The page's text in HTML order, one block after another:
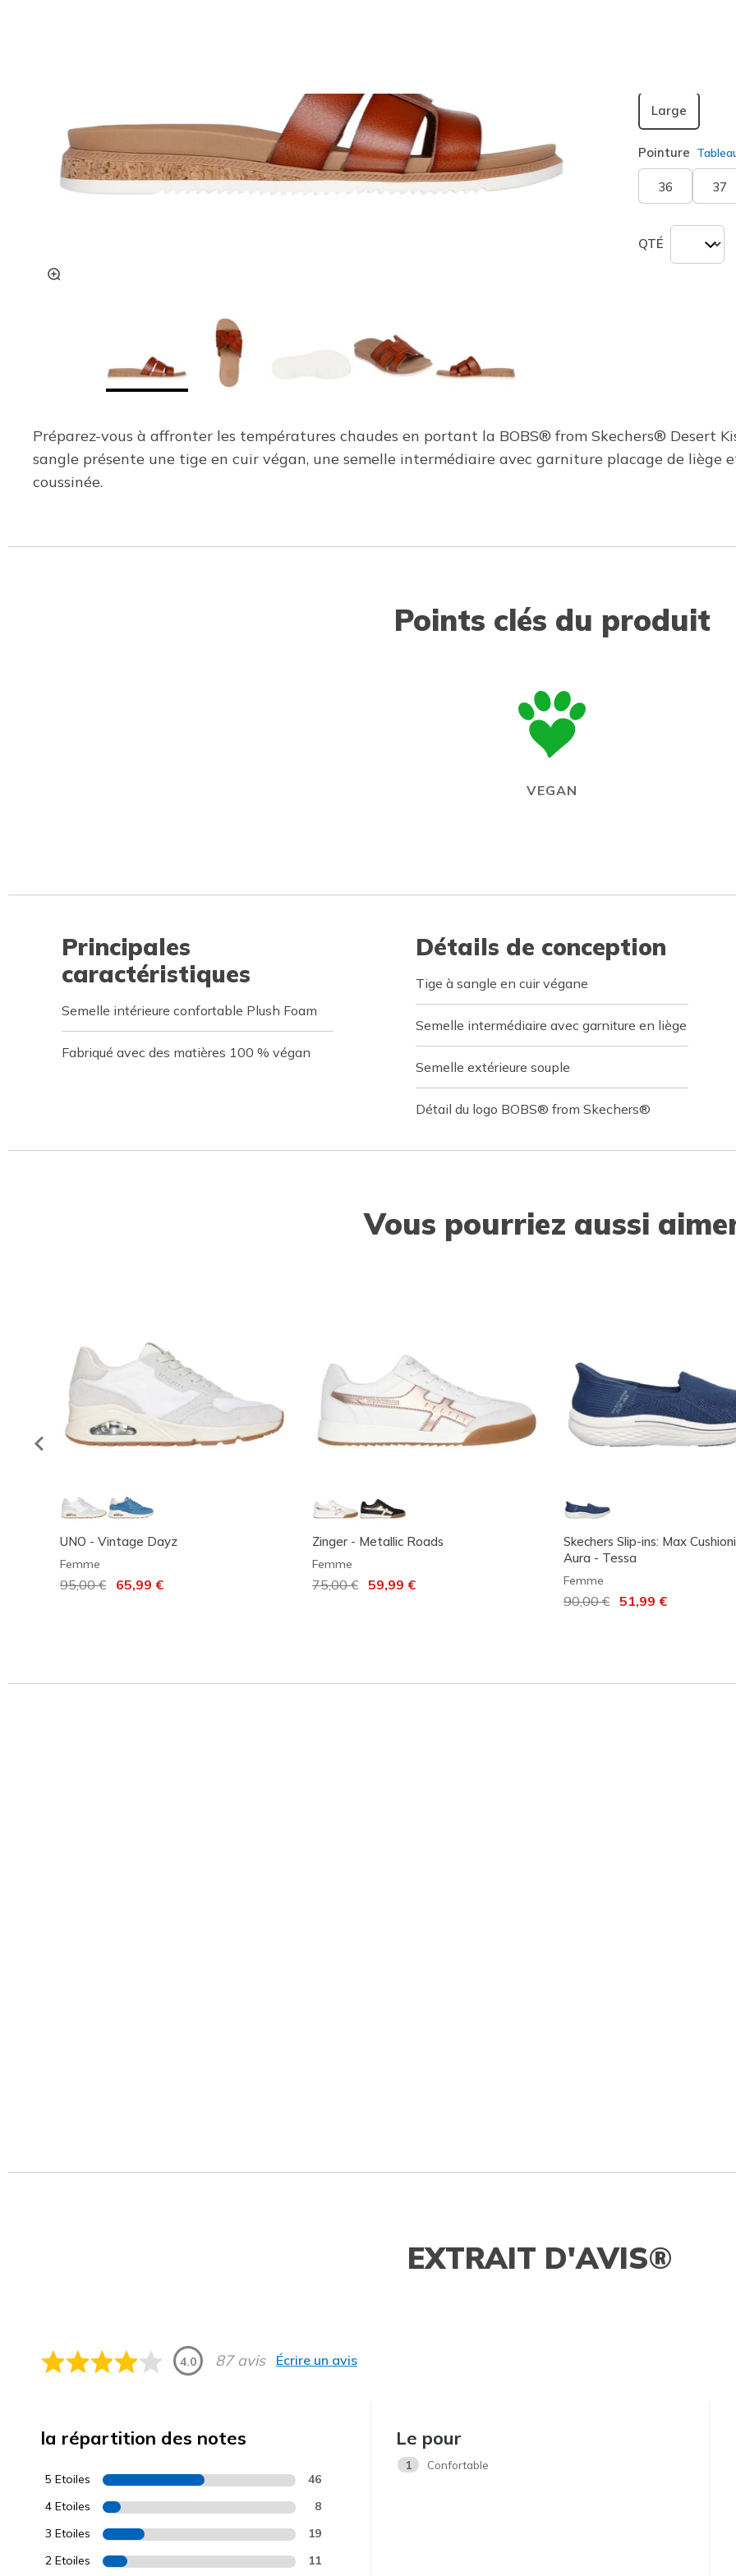
Large
Pointure
36 37
QTÉ
Préparez-vous à affronter les températures chaudes en portant la BOBS® from Skechers® Desert
sangle présente une tige en cuir végan, une semelle intermédiaire avec garniture placage de liège
coussinée.
Points clés du produit
VEGAN
Principales
caractéristiques
Semelle intérieure confortable Plush Foam
Fabriqué avec des matières 100 % végan
Détails de conception
Tige à sangle en cuir végane
Semelle intermédiaire avec garniture en liège
Semelle extérieure souple
Détail du logo BOBS® from Skechers®
Vous pourriez aussi
UNO - Vintage Dayz
Femme
Prix réduit de
95,00 € 65,99 €
Zinger - Metallic Roads
Femme
Prix réduit de
75,00 €à 59,99 €
Skechers Slip-ins: Max
Aura - Tessa
Femme
Prix réduit de
90,00 € 51,99 €
EXTRAIT D'AVIS®
4.0 87 avis Écrire un avis
la répartition des notes
5 Etoiles 46
4 Etoiles 8
3 Etoiles 19
2 Etoiles 11
Le pour
1 Confortable